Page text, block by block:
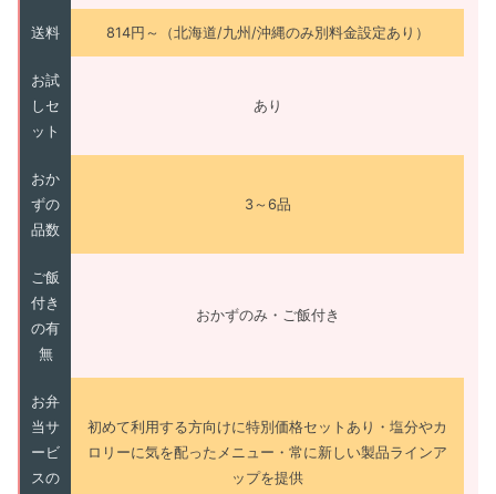
送料 814円～（北海道/九州/沖縄のみ別料金設定あり）
お試
しセ
ット
あり
おか
ずの
品数
3～6品
ご飯
付き
の有
無
おかずのみ・ご飯付き
お弁
当サ
ービ
スの
初めて利用する方向けに特別価格セットあり・塩分やカ
ロリーに気を配ったメニュー・常に新しい製品ラインア
ップを提供